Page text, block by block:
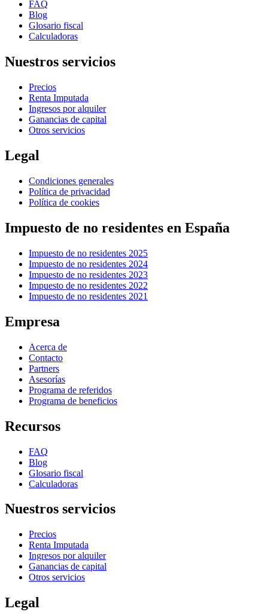
FAQ
Blog
Glosario fiscal
Calculadoras
Nuestros servicios
Precios
Renta Imputada
Ingresos por alquiler
Ganancias de capital
Otros servicios
Legal
Condiciones generales
Política de privacidad
Política de cookies
Impuesto de no residentes en España
Impuesto de no residentes 2025
Impuesto de no residentes 2024
Impuesto de no residentes 2023
Impuesto de no residentes 2022
Impuesto de no residentes 2021
Empresa
Acerca de
Contacto
Partners
Asesorías
Programa de referidos
Programa de beneficios
Recursos
FAQ
Blog
Glosario fiscal
Calculadoras
Nuestros servicios
Precios
Renta Imputada
Ingresos por alquiler
Ganancias de capital
Otros servicios
Legal